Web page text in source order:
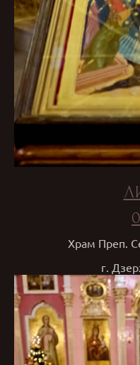
Храм Преп.
г.